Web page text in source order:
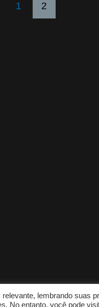
1 2
lembrando suas
No entanto, você pode